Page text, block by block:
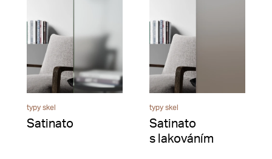
typy skel
Satinato
typy skel
Satinato
s lakováním